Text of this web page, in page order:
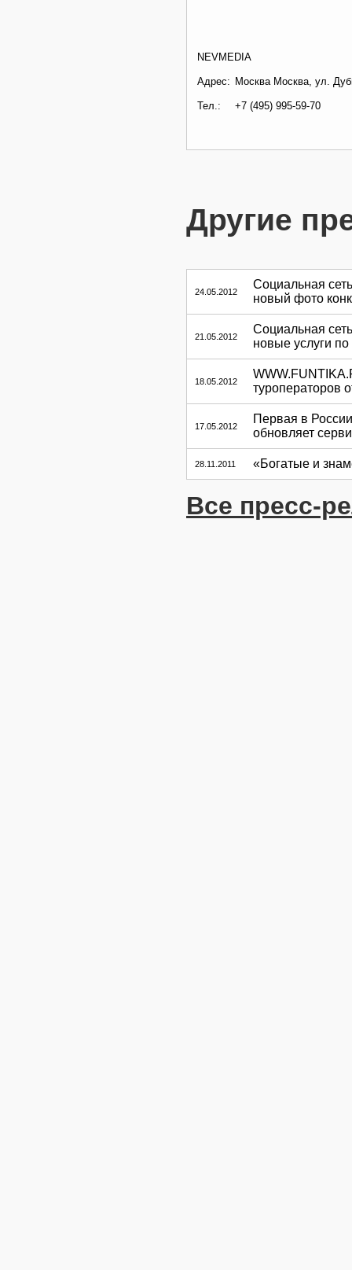
NEVMEDIA
Адрес: Москва Москва, ул.
Тел.: +7 (495) 995-59-70
Другие
24.05.2012
Социальная
новый фото
21.05.2012
Социальная
новые услуги
18.05.2012
туроператоров
17.05.2012
Первая в
обновляет
28.11.2011 «Богатые и
Все пресс-